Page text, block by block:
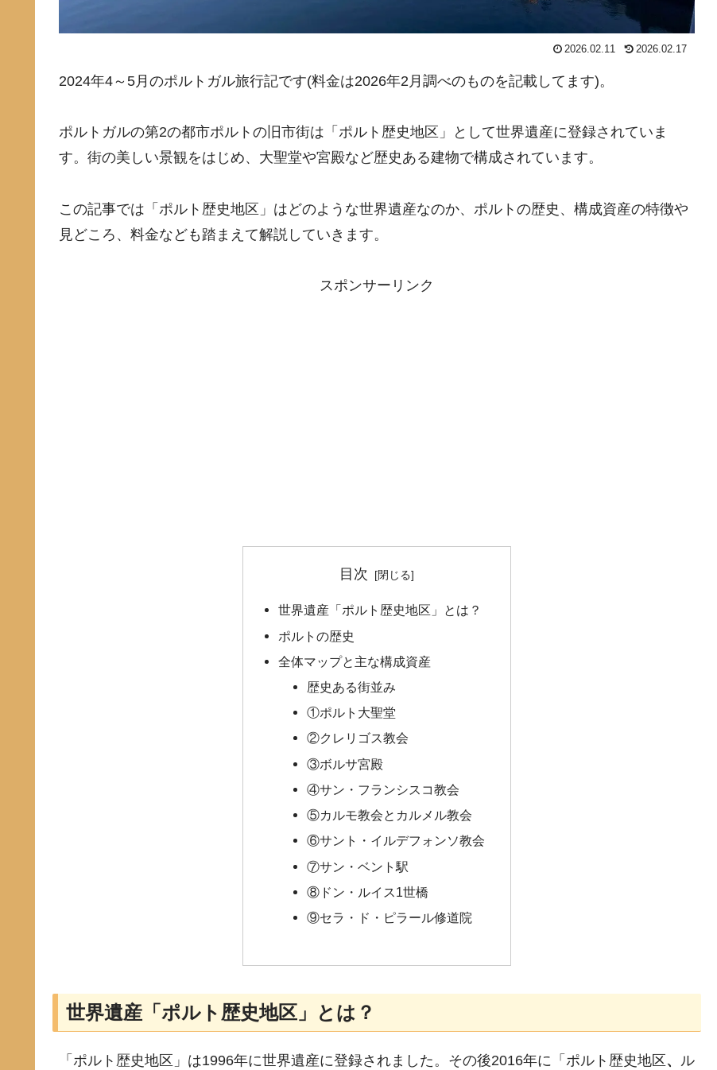
2026.02.11 2026.02.17
2024年4～5月のポルトガル旅行記です(料金は2026年2月調べのものを記載してます)。
ポルトガルの第2の都市ポルトの旧市街は「ポルト歴史地区」として世界遺産に登録されていま
す。街の美しい景観をはじめ、大聖堂や宮殿など歴史ある建物で構成されています。
この記事では「ポルト歴史地区」はどのような世界遺産なのか、ポルトの歴史、構成資産の特徴や
見どころ、料金なども踏まえて解説していきます。
スポンサーリンク
目次
世界遺産「ポルト歴史地区」とは？
ポルトの歴史
全体マップと主な構成資産
歴史ある街並み
①ポルト大聖堂
②クレリゴス教会
③ボルサ宮殿
④サン・フランシスコ教会
⑤カルモ教会とカルメル教会
⑥サント・イルデフォンソ教会
⑦サン・ベント駅
⑧ドン・ルイス1世橋
⑨セラ・ド・ピラール修道院
世界遺産「ポルト歴史地区」とは？
「ポルト歴史地区」は1996年に世界遺産に登録されました。その後2016年に「ポルト歴史地区 、 ル